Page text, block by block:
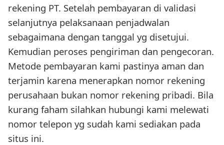
rekening PT. Setelah pembayaran di validasi
selanjutnya pelaksanaan penjadwalan
sebagaimana dengan tanggal yg disetujui.
Kemudian peroses pengiriman dan pengecoran.
Metode pembayaran kami pastinya aman dan
terjamin karena menerapkan nomor rekening
perusahaan bukan nomor rekening pribadi. Bila
kurang faham silahkan hubungi kami melewati
nomor telepon yg sudah kami sediakan pada
situs ini.